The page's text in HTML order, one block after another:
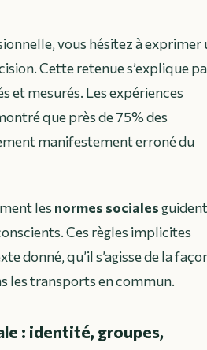
vous hésitez à exprimer
Cette retenue s’explique
et mesurés. Les expériences
que près de 75% des
manifestement erroné du
lesnormes socialesguident
Ces règles implicites
donné, qu’il s’agisse de la
les transports en commun.
: identité, groupes,